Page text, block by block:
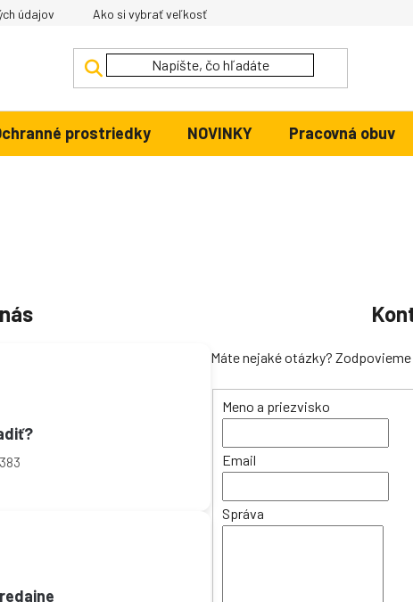
údajov Ako si vybrať veľkosť
prostriedky NOVINKY Pracovná obuv
Máte nejaké otázky?
Meno a priezvisko
Email
Správa